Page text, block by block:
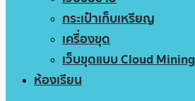
กระเป๋าเก็บเหรียญ
เครื่องขุด
เว็บขุดแบบ Cloud Mining
ห้องเรียน